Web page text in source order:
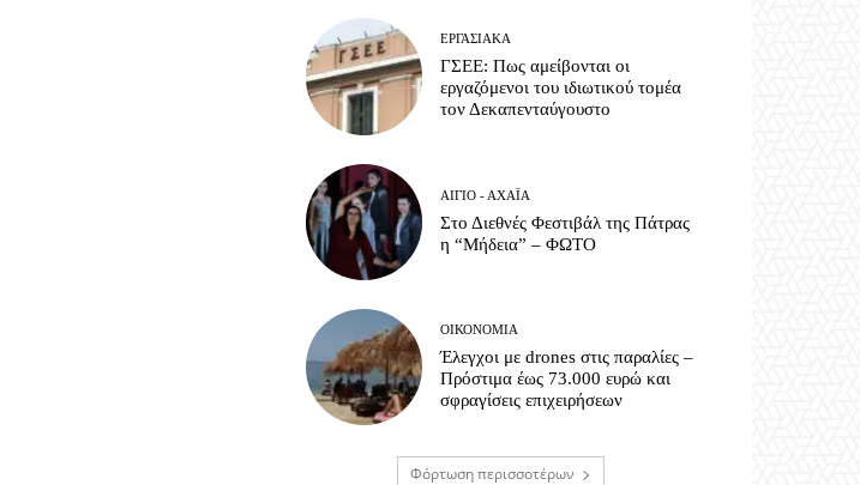
ΕΡΓΑΣΙΑΚΆ
ΓΣΕΕ: Πως αμείβονται οι
εργαζόμενοι του ιδιωτικού τομέα
τον Δεκαπενταύγουστο
ΑΊΓΙΟ - ΑΧΑΪ́Α
Στο Διεθνές Φεστιβάλ της Πάτρας
η “Μήδεια” – ΦΩΤΟ
ΟΙΚΟΝΟΜΊΑ
Έλεγχοι με drones στις παραλίες –
Πρόστιμα έως 73.000 ευρώ και
σφραγίσεις επιχειρήσεων
Φόρτωση περισσοτέρων